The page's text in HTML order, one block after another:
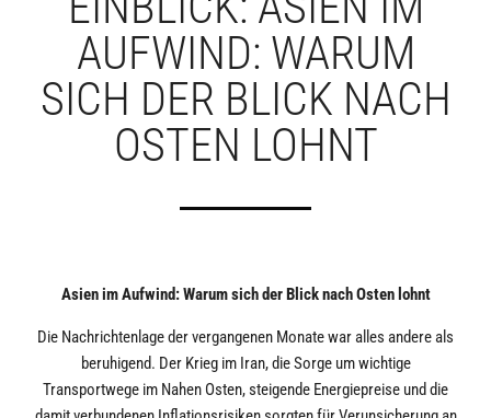
AUFWIND: WARUM
SICH DER BLICK NACH
OSTEN LOHNT
Asien im Aufwind: Warum sich der Blick nach Osten lohnt
Die Nachrichtenlage der vergangenen Monate war alles andere als
beruhigend. Der Krieg im Iran, die Sorge um wichtige
Transportwege im Nahen Osten, steigende Energiepreise und die